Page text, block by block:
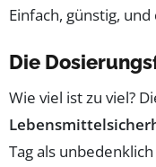
Einfach, günstig,
Die
Wie viel ist zu viel?
Tag als